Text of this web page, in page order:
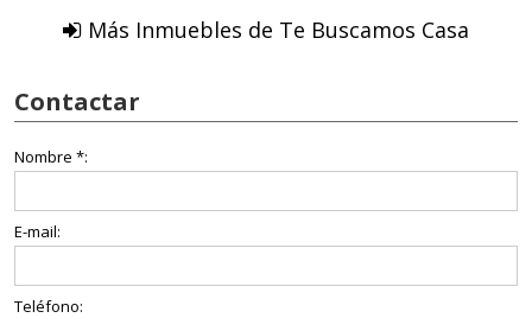
Más Inmuebles de Te Buscamos Casa
Contactar
Nombre *:
E-mail:
Teléfono: